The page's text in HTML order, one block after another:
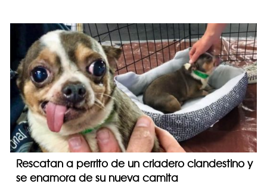
Rescatan a perrito de un criadero clandestino y
se enamora de su nueva camita